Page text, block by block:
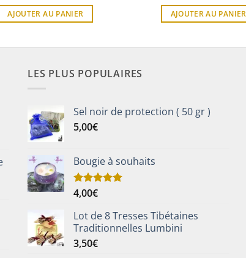
AJOUTER AU PANIER AJOUTER AU PANIER
LES PLUS POPULAIRES
Sel noir de protection ( 50 gr )
5,00€
Bougie à souhaits
Note5.00
4,00€
Lot de 8 Tresses Tibétaines
Traditionnelles Lumbini
3,50€